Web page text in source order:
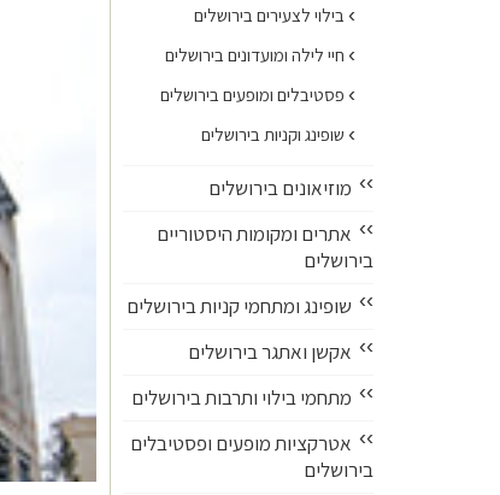
› בילוי לצעירים בירושלים
› חיי לילה ומועדונים בירושלים
› פסטיבלים ומופעים בירושלים
› שופינג וקניות בירושלים
›› מוזיאונים בירושלים
›› אתרים ומקומות היסטוריים
בירושלים
›› שופינג ומתחמי קניות בירושלים
›› אקשן ואתגר בירושלים
›› מתחמי בילוי ותרבות בירושלים
›› אטרקציות מופעים ופסטיבלים
בירושלים